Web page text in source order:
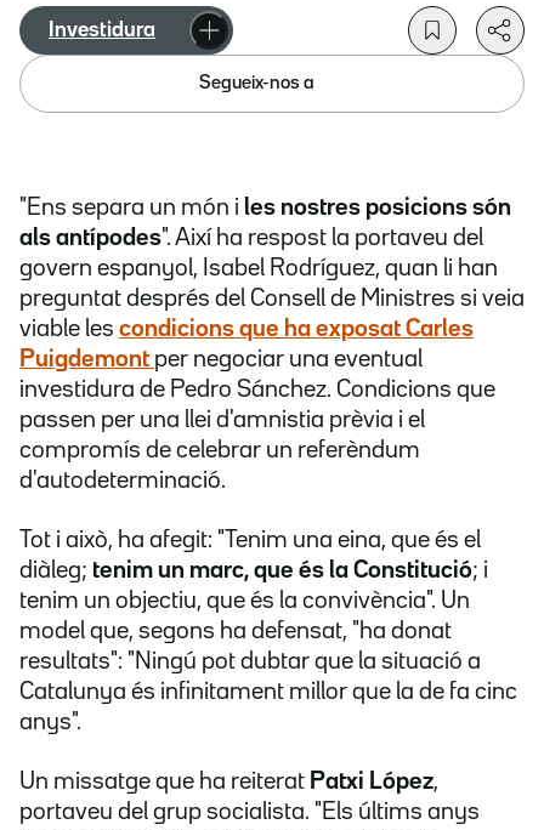
Investidura
Segueix-nos a
"Ens separa un món i les nostres posicions són
als antípodes". Així ha respost la portaveu del
govern espanyol, Isabel Rodríguez, quan li han
preguntat després del Consell de Ministres si veia
viable les condicions que ha exposat Carles
Puigdemont per negociar una eventual
investidura de Pedro Sánchez. Condicions que
passen per una llei d'amnistia prèvia i el
compromís de celebrar un referèndum
d'autodeterminació.
Tot i això, ha afegit: "Tenim una eina, que és el
diàleg; tenim un marc, que és la Constitució; i
tenim un objectiu, que és la convivència". Un
model que, segons ha defensat, "ha donat
resultats": "Ningú pot dubtar que la situació a
Catalunya és infinitament millor que la de fa cinc
anys".
Un missatge que ha reiterat Patxi López,
portaveu del grup socialista. "Els últims anys